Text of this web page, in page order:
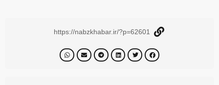
https://nabzkhabar.ir/?p=62601